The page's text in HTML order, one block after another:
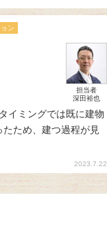
ン
担当者
深田裕也
イミングでは既に建物
ため、建つ過程が見
2023.7.22